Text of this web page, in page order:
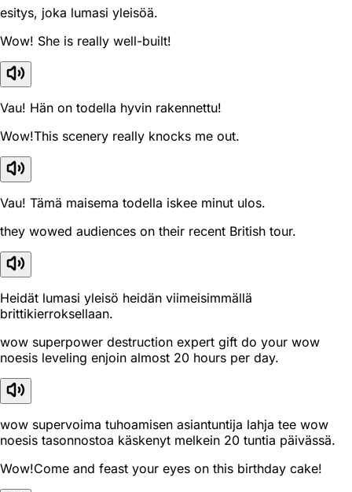
esitys, joka lumasi yleisöä.
Wow! She is really well-built!
Vau! Hän on todella hyvin rakennettu!
Wow!This scenery really knocks me out.
Vau! Tämä maisema todella iskee minut ulos.
they wowed audiences on their recent British tour.
Heidät lumasi yleisö heidän viimeisimmällä
brittikierroksellaan.
wow superpower destruction expert gift do your wow
noesis leveling enjoin almost 20 hours per day.
wow supervoima tuhoamisen asiantuntija lahja tee wow
noesis tasonnostoa käskenyt melkein 20 tuntia päivässä.
Wow!Come and feast your eyes on this birthday cake!